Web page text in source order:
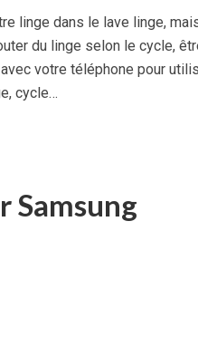
linge dans le lave linge,
du linge selon le cycle,
votre téléphone pour
cycle…
Samsung